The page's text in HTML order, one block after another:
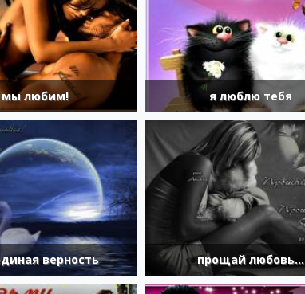
мы любим! я люблю тебя
верность прощай любовь...